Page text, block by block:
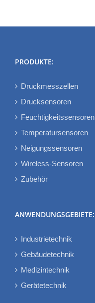
PRODUKTE:
Druckmesszellen
Drucksensoren
Feuchtigkeitssensoren
Temperatursensoren
Neigungssensoren
Wireless-Sensoren
Zubehör
ANWENDUNGSGEBIETE:
Industrietechnik
Gebäudetechnik
Medizintechnik
Gerätetechnik